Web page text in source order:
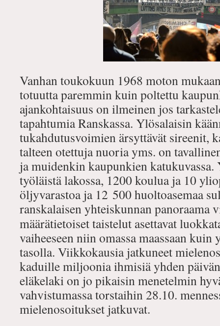
Vanhan toukokuun 1968 moton
totuutta paremmin kuin poltettu
ajankohtaisuus on ilmeinen jos
tapahtumia Ranskassa. Ylösalaisin
tukahdutusvoimien ärsyttävät sireenit,
talteen otettuja nuoria yms. on
ja muidenkin kaupunkien
työläistä lakossa, 1200 koulua ja 10
öljyvarastoa ja 12 500 huoltoasemaa
ranskalaisen yhteiskunnanpanoraama
määrätietoiset taistelut asettavat
vaiheeseen niin omassa maassaan
tasolla. Viikkokausia jatkuneet
kaduille miljoonia ihmisiä yhden
eläkelaki on jo pikaisin menetelmin
vahvistumassa torstaihin 28.10.
mielenosoitukset jatkuvat.